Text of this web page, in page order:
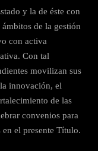
y la de éste con
de la gestión
con activa
Con tal
movilizan sus
innovación, el
de las
convenios para
en el presente Título.